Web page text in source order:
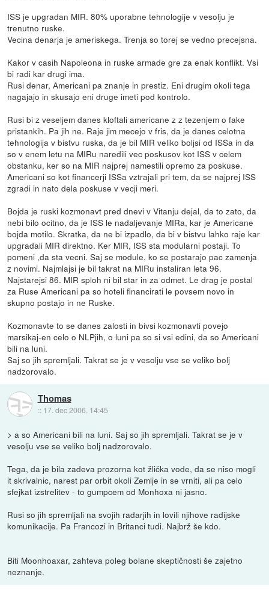
ISS je upgradan MIR. 80% uporabne tehnologije v vesolju je
trenutno ruske.
Vecina denarja je ameriskega. Trenja so torej se vedno precejsna.
Kakor v casih Napoleona in ruske armade gre za enak konflikt. Vsi
bi radi kar drugi ima.
Rusi denar, Americani pa znanje in prestiz. Eni drugim okoli tega
nagajajo in skusajo eni druge imeti pod kontrolo.
Rusi bi z veseljem danes kloftali americane z z tezenjem o fake
pristankih. Pa jih ne. Raje jim mecejo v fris, da je danes celotna
tehnologija v bistvu ruska, da je bil MIR veliko boljsi od ISSa in da
so v enem letu na MIRu naredili vec poskusov kot ISS v celem
obstanku, ker so na MIR najprej namestili opremo za poskuse.
Americani so kot financerji ISSa vztrajali pri tem, da se najprej ISS
zgradi in nato dela poskuse v vecji meri.
Bojda je ruski kozmonavt pred dnevi v Vitanju dejal, da to zato, da
nebi bilo ocitno, da je ISS le nadaljevanje MIRa, kar je Americane
bojda motilo. Skratka, da ne bi izpadlo, da bi v bistvu lahko raje kar
upgradali MIR direktno. Ker MIR, ISS sta modularni postaji. To
pomeni ,da sta vecni. Saj se module, ko se postarajo pac zamenja
z novimi. Najmlajsi je bil takrat na MIRu instaliran leta 96.
Najstarejsi 86. MIR sploh ni bil star in za odmet. Le drag je postal
za Ruse Americani pa so hoteli financirati le povsem novo in
skupno postajo in ne Ruske.
Kozmonavte to se danes zalosti in bivsi kozmonavti povejo
marsikaj-en celo o NLPjih, o luni pa so si vsi edini, da so Americani
bili na luni.
Saj so jih spremljali. Takrat se je v vesolju vse se veliko bolj
nadzorovalo.
Thomas
:: 17. dec 2006, 14:45
> a so Americani bili na luni. Saj so jih spremljali. Takrat se je v
vesolju vse se veliko bolj nadzorovalo.
Tega, da je bila zadeva prozorna kot žlička vode, da se niso mogli
it skrivalnic, narest par orbit okoli Zemlje in se vrniti, ali pa celo
sfejkat izstrelitev - to gumpcem od Monhoxa ni jasno.
Rusi so jih spremljali na svojih radarjih in lovili njihove radijske
komunikacije. Pa Francozi in Britanci tudi. Najbrž še kdo.
Biti Moonhoaxar, zahteva poleg bolane skeptičnosti še zajetno
neznanje.